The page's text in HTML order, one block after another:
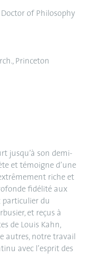
of Philosophy
Princeton
jusqu’à son demi-
et témoigne d’une
riche et
fidélité aux
particulier du
et reçus à
de Louis Kahn,
autres, notre travail
avec l’esprit des